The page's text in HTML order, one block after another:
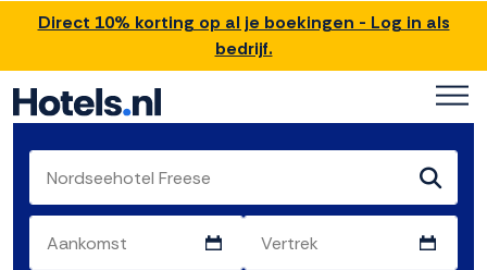
Direct 10% korting op al je boekingen - Log in als
bedrijf.